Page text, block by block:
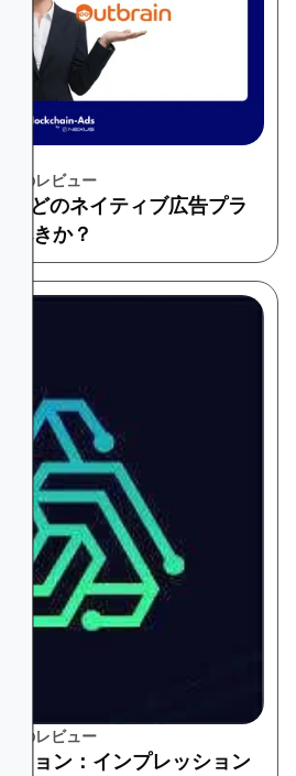
ルのレビュー
：どのネイティブ広告プラ
べきか？
ルのレビュー
ション：インプレッション